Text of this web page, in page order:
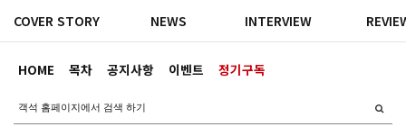
HOME 목차 공지사항 이벤트 정기구독
COVER STORY NEWS INTERVIEW